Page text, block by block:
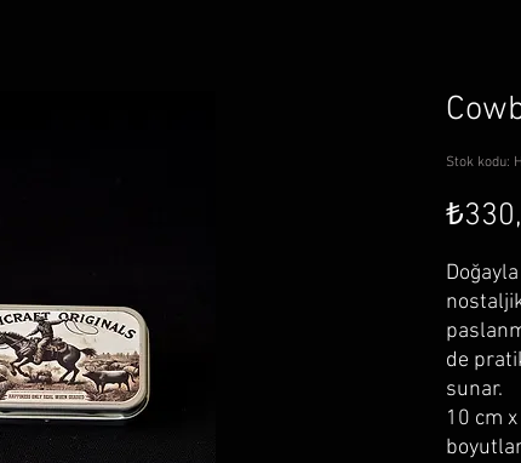
Stok kodu:
de
sunar.
10 cm